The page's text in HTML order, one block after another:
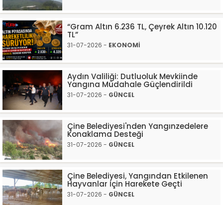
“Gram Altın 6.236 TL, Çeyrek Altın 10.120
TL”
31-07-2026 - EKONOMİ
Aydın Valiliği: Dutluoluk Mevkiinde
Yangına Müdahale Güçlendirildi
31-07-2026 - GÜNCEL
Çine Belediyesi'nden Yangınzedelere
Konaklama Desteği
31-07-2026 - GÜNCEL
Çine Belediyesi, Yangından Etkilenen
Hayvanlar İçin Harekete Geçti
31-07-2026 - GÜNCEL